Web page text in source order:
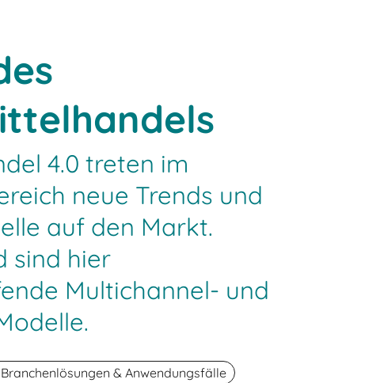
4.0 treten im
neue Trends und
auf den Markt.
sind hier
Multichannel- und
Branchenlösungen & Anwendungsfälle